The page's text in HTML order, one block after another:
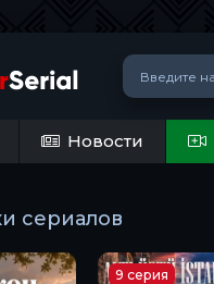
Новости
сериалов
9 серия